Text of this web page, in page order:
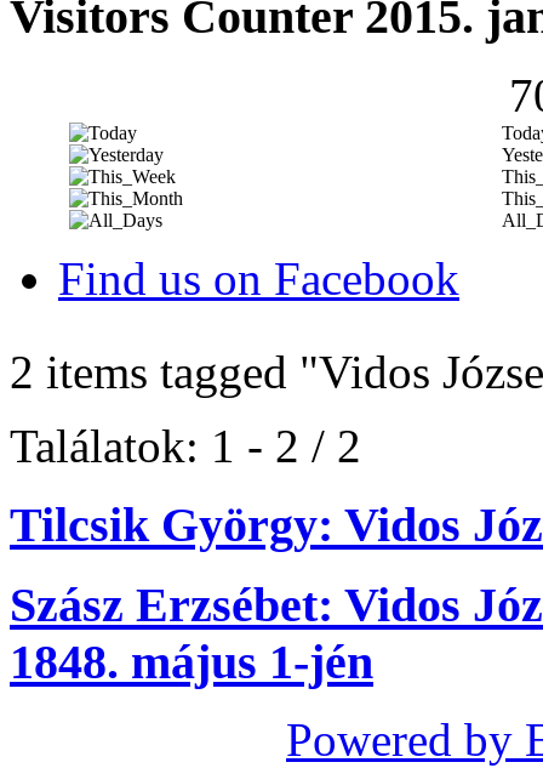
Visitors Counter 2015.
Find us on Facebook
2 items tagged "Vidos
Találatok: 1 - 2 / 2
Tilcsik György: Vidos
Szász Erzsébet: Vidos
1848. május 1-jén
Powered by